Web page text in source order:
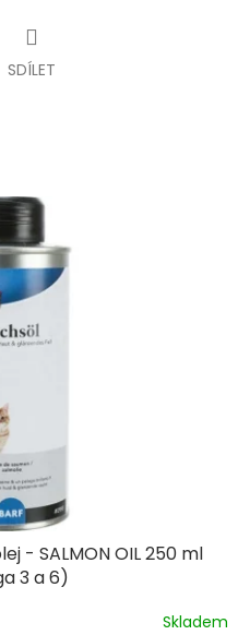
SDÍLET
- SALMON OIL 250 ml
3 a 6)
Skladem